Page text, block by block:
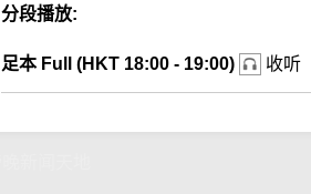
分段播放:
足本 Full (HKT 18:00 - 19:00) 收听